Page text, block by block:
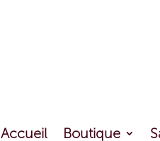
Accueil Boutique